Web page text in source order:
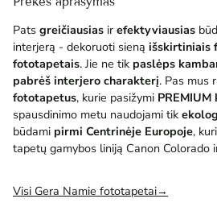
Pats greičiausias ir efektyviausias
interjerą - dekoruoti sieną išskirtiniais
fototapetais. Jie ne tik paslėps
pabrėš interjero charakterį. Pas mus
fototapetus, kurie pasižymi PREMIUM
spausdinimo metu naudojami tik
būdami pirmi Centrinėje Europoje,
tapetų gamybos liniją Canon Colorado
Visi Gera Namie fototapetai→